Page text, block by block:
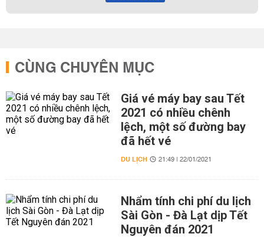
CÙNG CHUYÊN MỤC
Giá vé máy bay sau Tết
2021 có nhiều chênh
lệch, một số đường bay
đã hết vé
DU LỊCH 21:49 | 22/01/2021
Nhẩm tính chi phí du lịch
Sài Gòn - Đà Lạt dịp Tết
Nguyên đán 2021